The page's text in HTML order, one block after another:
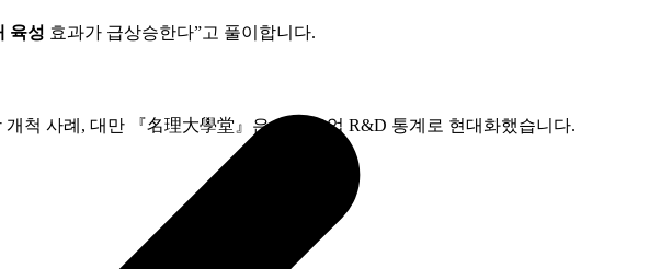
육성 효과가 급상승한다”고 풀이합니다.
척 사례, 대만 『名理大學堂』은 스타트업 R&D 통계로 현대화했습니다.